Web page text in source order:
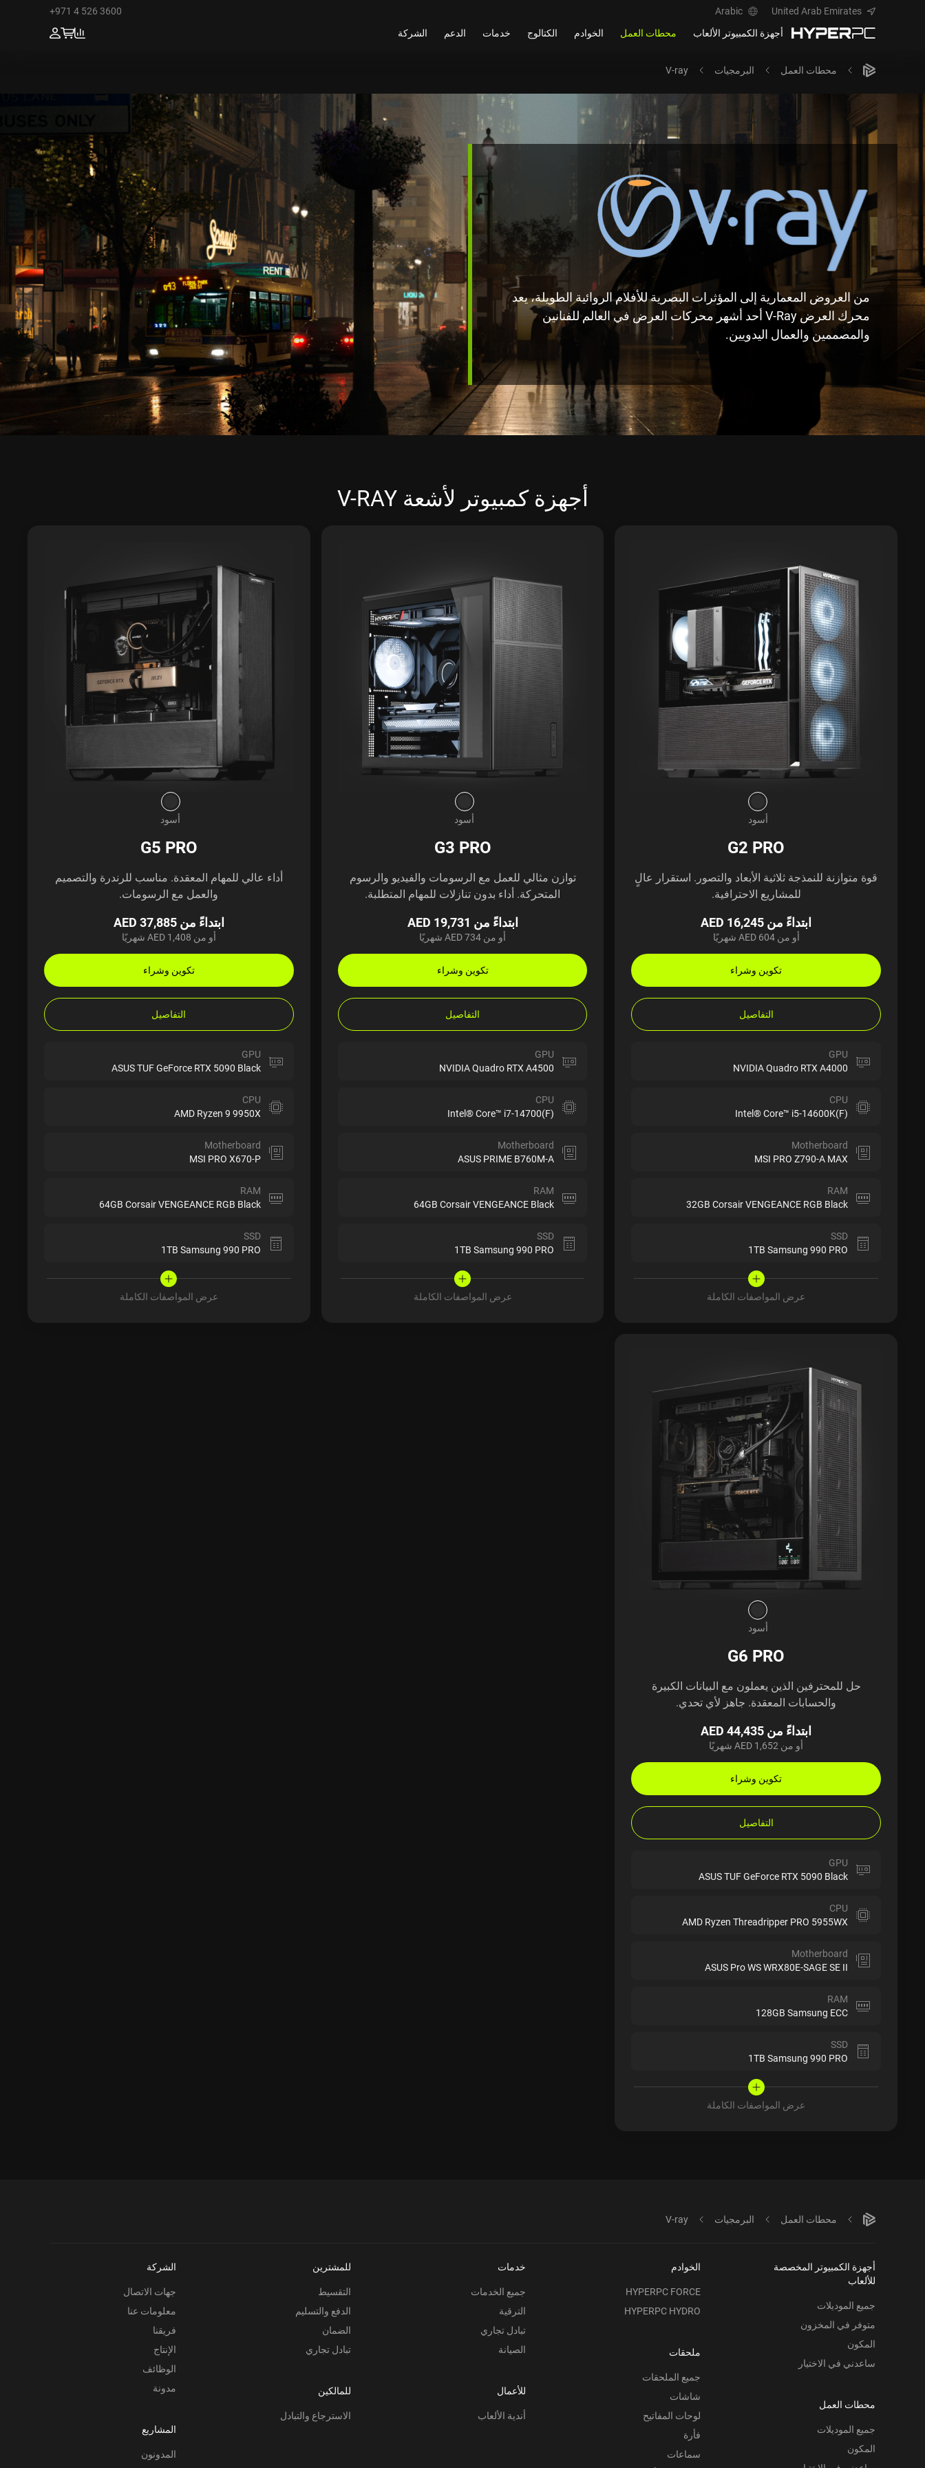
United Arab Emirates
Arabic
+971 4 526 3600
أجهزة الكمبيوتر الألعاب
محطات العمل الخوادم الكتالوج خدمات الدعم الشركة
محطات العمل البرمجيات V-ray
من العروض المعمارية إلى المؤثرات البصرية للأفلام الروائية الطويلة، يعد
محرك العرض V-Ray أحد أشهر محركات العرض في العالم للفنانين
والمصممين والعمال اليدويين.
أجهزة كمبيوتر لأشعة V-RAY
أسود
G2 PRO
قوة متوازنة للنمذجة ثلاثية الأبعاد والتصور. استقرار عالٍ
للمشاريع الاحترافية.
ابتداءً من AED 16,245
أو من AED 604 شهريًا
تكوين وشراء
التفاصيل
GPU
NVIDIA Quadro RTX A4000
CPU
Intel® Core™ i5-14600K(F)
Motherboard
MSI PRO Z790-A MAX
RAM
32GB Corsair VENGEANCE RGB Black
SSD
1TB Samsung 990 PRO
عرض المواصفات الكاملة
أسود
G3 PRO
توازن مثالي للعمل مع الرسومات والفيديو والرسوم
المتحركة. أداء بدون تنازلات للمهام المتطلبة.
ابتداءً من AED 19,731
أو من AED 734 شهريًا
تكوين وشراء
التفاصيل
GPU
NVIDIA Quadro RTX A4500
CPU
Intel® Core™ i7-14700(F)
Motherboard
ASUS PRIME B760M-A
RAM
64GB Corsair VENGEANCE Black
SSD
1TB Samsung 990 PRO
عرض المواصفات الكاملة
أسود
G5 PRO
أداء عالي للمهام المعقدة. مناسب للرندرة والتصميم
والعمل مع الرسومات.
ابتداءً من AED 37,885
أو من AED 1,408 شهريًا
تكوين وشراء
التفاصيل
GPU
ASUS TUF GeForce RTX 5090 Black
CPU
AMD Ryzen 9 9950X
Motherboard
MSI PRO X670-P
RAM
64GB Corsair VENGEANCE RGB Black
SSD
1TB Samsung 990 PRO
عرض المواصفات الكاملة
أسود
G6 PRO
حل للمحترفين الذين يعملون مع البيانات الكبيرة
والحسابات المعقدة. جاهز لأي تحدي.
ابتداءً من AED 44,435
أو من AED 1,652 شهريًا
تكوين وشراء
التفاصيل
GPU
ASUS TUF GeForce RTX 5090 Black
CPU
AMD Ryzen Threadripper PRO 5955WX
Motherboard
ASUS Pro WS WRX80E-SAGE SE II
RAM
128GB Samsung ECC
SSD
1TB Samsung 990 PRO
عرض المواصفات الكاملة
محطات العمل البرمجيات V-ray
أجهزة الكمبيوتر المخصصة
للألعاب
جميع الموديلات
متوفر في المخزون
المكون
ساعدني في الاختيار
محطات العمل
جميع الموديلات
المكون
الخوادم
HYPERPC FORCE
HYPERPC HYDRO
ملحقات
جميع الملحقات
شاشات
لوحات المفاتيح
فأرة
سماعات
خدمات
جميع الخدمات
الترقية
تبادل تجاري
الصيانة
للأعمال
أندية الألعاب
للمشترين
التقسيط
الدفع والتسليم
الضمان
تبادل تجاري
للمالكين
الاسترجاع والتبادل
الشركة
جهات الاتصال
معلومات عنا
فريقنا
الإنتاج
الوظائف
مدونة
المشاريع
المدونون